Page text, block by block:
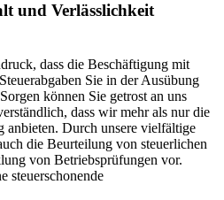
und Verlässlichkeit
dass die Beschäftigung mit
Sie in der Ausübung
können Sie getrost an uns
dass wir mehr als nur die
anbieten. Durch unsere vielfältige
die Beurteilung von steuerlichen
von Betriebsprüfungen vor.
steuerschonende